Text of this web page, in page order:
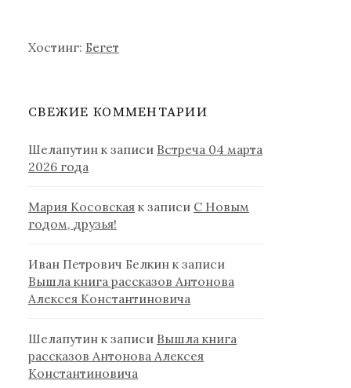
Хостинг: Бегет
СВЕЖИЕ КОММЕНТАРИИ
Шелапутин к записи Встреча 04 марта
2026 года
Мария Косовская к записи С Новым
годом, друзья!
Иван Петрович Белкин к записи
Вышла книга рассказов Антонова
Алексея Константиновича
Шелапутин к записи Вышла книга
рассказов Антонова Алексея
Константиновича